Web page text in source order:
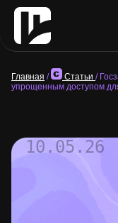
Главная / Статьи /
упрощенным доступом
10.05.26